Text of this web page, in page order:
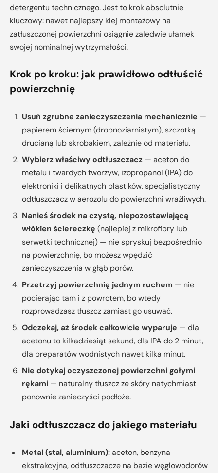
detergentu technicznego. Jest to krok absolutnie
kluczowy: nawet najlepszy klej montażowy na
zatłuszczonej powierzchni osiągnie zaledwie ułamek
swojej nominalnej wytrzymałości.
Krok po kroku: jak prawidłowo odtłuścić
powierzchnię
Usuń zgrubne zanieczyszczenia mechanicznie —
papierem ściernym (drobnoziarnistym), szczotką
drucianą lub skrobakiem, zależnie od materiału.
Wybierz właściwy odtłuszczacz — aceton do
metalu i twardych tworzyw, izopropanol (IPA) do
elektroniki i delikatnych plastików, specjalistyczny
odtłuszczacz w aerozolu do powierzchni wrażliwych.
Nanieś środek na czystą, niepozostawiającą
włókien ściereczkę (najlepiej z mikrofibry lub
serwetki technicznej) — nie spryskuj bezpośrednio
na powierzchnię, bo możesz wpędzić
zanieczyszczenia w głąb porów.
Przetrzyj powierzchnię jednym ruchem — nie
pocierając tam i z powrotem, bo wtedy
rozprowadzasz tłuszcz zamiast go usuwać.
Odczekaj, aż środek całkowicie wyparuje — dla
acetonu to kilkadziesiąt sekund, dla IPA do 2 minut,
dla preparatów wodnistych nawet kilka minut.
Nie dotykaj oczyszczonej powierzchni gołymi
rękami — naturalny tłuszcz ze skóry natychmiast
ponownie zanieczyści podłoże.
Jaki odtłuszczacz do jakiego materiału
Metal (stal, aluminium):aceton, benzyna
ekstrakcyjna, odtłuszczacze na bazie węglowodorów